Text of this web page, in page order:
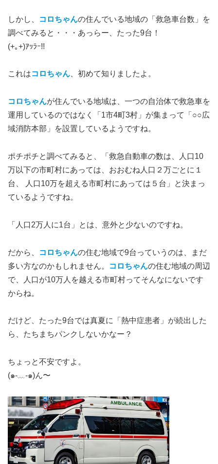
しかし、 コロちゃんの住んでいる地域の「救急車台数」を
調べてみると・・・あっらー、たった9台！
(+｡+)ｱｯﾗｰ!!
これはコロちゃん、初めて知りましたよ。
コロちゃんが住んでいる地域は、一つの自治体で救急車を
運用しているのではなく「1市4町3村」が集まって「○○広
域消防本部」を設置しているようですね。
ポチポチと調べてみると、「救急自動車の数は、人口10
万以下の市町村にあっては、おおむね人口２万ごとに１
台、 人口10万を超える市町村にあっては５台」と決まっ
ているようですね。
「人口2万人に1台」とは、意外と少ないのですね。
だから、 コロちゃんの住む地域で9台っていうのは、まだ
多い方なのかもしれません。
コロちゃんの住む地域の周辺
で、人口が10万人を越える市町村ってそんなにないです
からね。
だけど、たった9台では真夏に「熱中症患者」が続出した
ら、たちまちパンクしないかなー？
ちょっと不安ですよ。
(๑-﹏-๑)ん〜